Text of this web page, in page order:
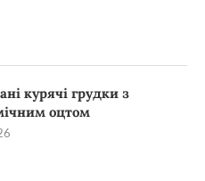
курячі грудки з
оцтом